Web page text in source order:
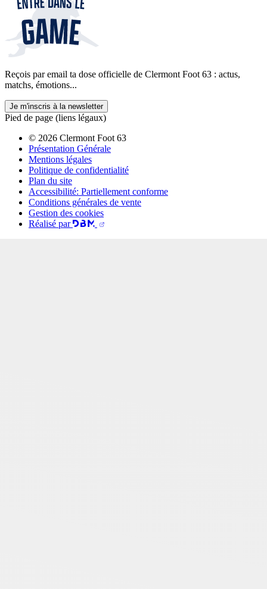
Reçois par email ta dose officielle de Clermont Foot 63 : actus,
matchs, émotions...
Je m'inscris à la newsletter
Pied de page (liens légaux)
© 2026 Clermont Foot 63
Présentation Générale
Mentions légales
Politique de confidentialité
Plan du site
Accessibilité: Partiellement conforme
Conditions générales de vente
Gestion des cookies
Réalisé par